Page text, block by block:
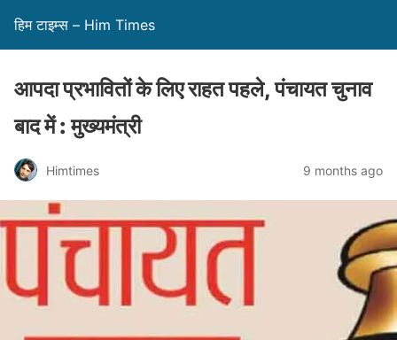
हिम टाइम्स – Him Times
आपदा प्रभावितों के लिए राहत पहले, पंचायत चुनाव
बाद में : मुख्यमंत्री
Himtimes 9 months ago